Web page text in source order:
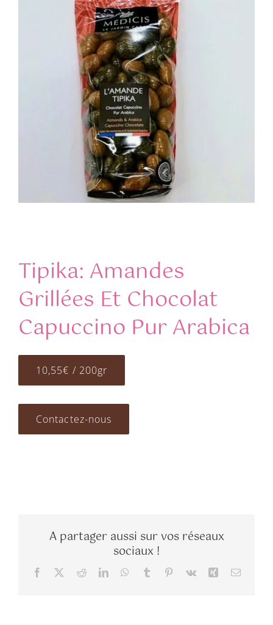
Panier WooCommerce
WooCommerce Mon Compte
Tipika: Amandes
Grillées Et Chocolat
Capuccino Pur Arabica
10,55€ / 200gr
Contactez-nous
A partager aussi sur vos réseaux
sociaux !
Facebook RedditLinkedInWhatsApp
Tumblr Pinterest
Vk XingEmail